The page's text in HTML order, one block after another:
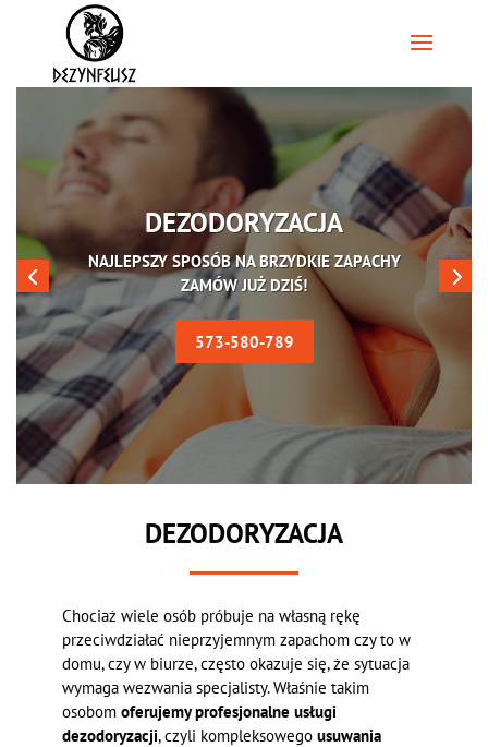
DEZODORYZACJA
NAJLEPSZY SPOSÓB NA BRZYDKIE ZAPACHY
ZAMÓW JUŻ DZIŚ!
573-580-789
DEZODORYZACJA
Chociaż wiele osób próbuje na własną rękę
przeciwdziałać nieprzyjemnym zapachom czy to w
domu, czy w biurze, często okazuje się, że sytuacja
wymaga wezwania specjalisty. Właśnie takim
osobom oferujemy profesjonalne usługi
dezodoryzacji, czyli kompleksowego usuwania